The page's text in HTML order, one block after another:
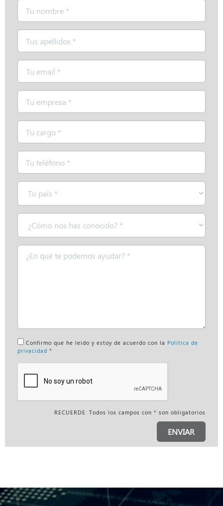
Nombre
Apellidos
Email
Empresa
Cargo
Teléfono
País
¿Cómo
nos
has
conocido?
Mensaje
Confirmo que he leido y estoy de acuerdo con la Politica de
privacidad *
RECUERDE: Todos los campos con * son obligatorios
ENVIAR